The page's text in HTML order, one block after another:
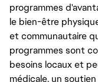
programmes
le bien-être
et communautaire
programmes sont
besoins locaux et
médicale, un